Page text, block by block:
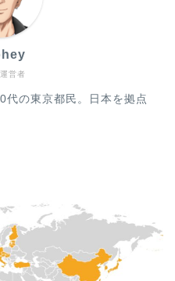
営者
代の東京都民。日本を拠点